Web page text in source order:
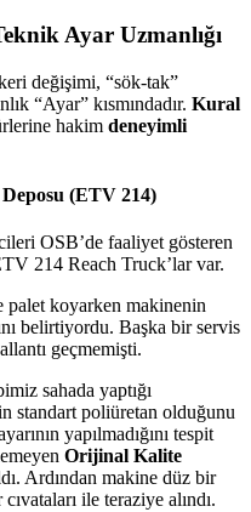
Ayar Uzmanlığı
değişimi, “sök-tak”
“Ayar” kısmındadır. Kural
hakim deneyimli
(ETV 214)
OSB’de faaliyet gösteren
214 Reach Truck’lar var.
palet koyarken makinenin
belirtiyordu. Başka bir servis
geçmemişti.
sahada yaptığı
standart poliüretan olduğunu
yapılmadığını tespit
Orijinal Kalite
Ardından makine düz bir
ile teraziye alındı.